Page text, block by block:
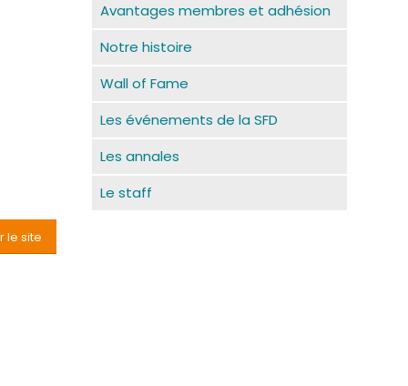
le site
Avantages membres et adhésion
Notre histoire
Wall of Fame
Les événements de la SFD
Les annales
Le staff